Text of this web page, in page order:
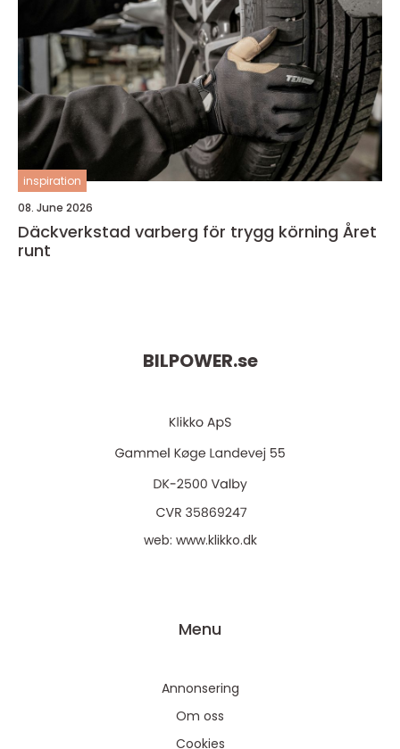
inspiration
08. June 2026
Däckverkstad varberg för trygg körning Året
runt
BILPOWER.se
web: www.klikko.dk
Menu
Annonsering
Om oss
Cookies